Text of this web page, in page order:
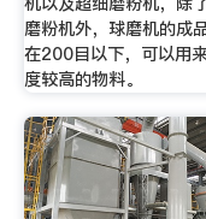
磨粉机外，球磨机的成
在200目以下，可以用
度较高的物料。